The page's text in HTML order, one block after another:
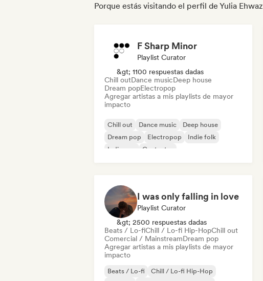
Porque estás visitando el perfil de Yulia Ehwaz
F Sharp Minor
Playlist Curator
&gt; 1100 respuestas dadas
Chill outDance musicDeep house
Dream popElectropop
Agregar artistas a mis playlists de mayor
impacto
Chill out Dance music
Deep house
Dream pop
Electropop
Indie folk
Indie pop
Cantautor
I was only falling in love
Playlist Curator
&gt; 2500 respuestas dadas
Beats / Lo-fiChill / Lo-fi Hip-HopChill out
Comercial / MainstreamDream pop
Agregar artistas a mis playlists de mayor
impacto
Beats / Lo-fi
Chill / Lo-fi Hip-Hop